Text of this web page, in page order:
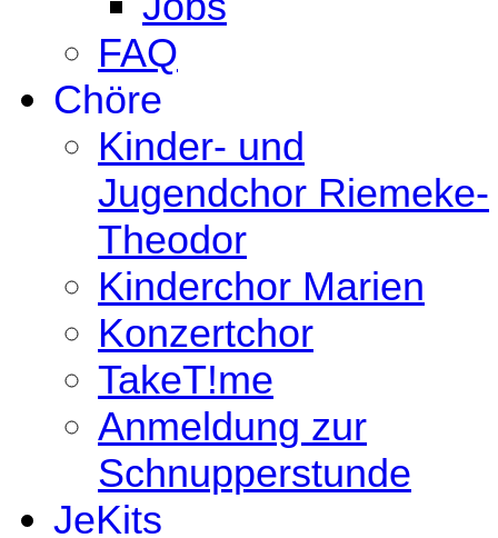
FAQ
Chöre
Kinder- und
Jugendchor Riemeke-
Theodor
Kinderchor Marien
Konzertchor
TakeT!me
Anmeldung zur
Schnupperstunde
JeKits